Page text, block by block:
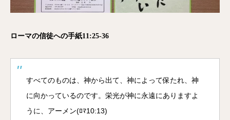
ローマの信徒への手紙11:25-36
すべてのものは、神から出て、神によって保たれ、神
に向かっているのです。栄光が神に永遠にありますよ
うに、アーメン(ﾛﾏ10:13)